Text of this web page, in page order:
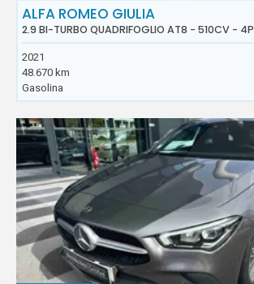
ALFA ROMEO GIULIA
2.9 BI-TURBO QUADRIFOGLIO AT8 - 510CV - 4P
2021
48.670 km
Gasolina